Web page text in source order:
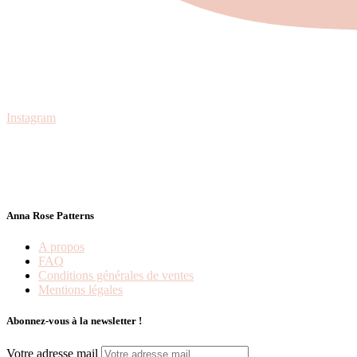
Instagram
Anna Rose Patterns
A propos
FAQ
Conditions générales de ventes
Mentions légales
Abonnez-vous à la newsletter !
Votre adresse mail